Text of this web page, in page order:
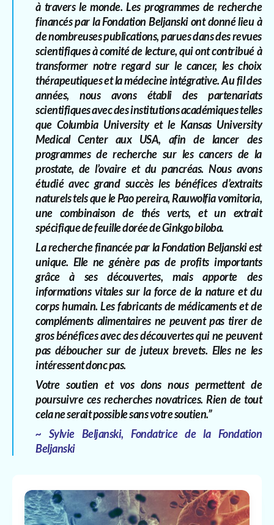
à travers le monde. Les programmes de recherche
financés par la Fondation Beljanski ont donné lieu à
de nombreuses publications, parues dans des revues
scientifiques à comité de lecture, qui ont contribué à
transformer notre regard sur le cancer, les choix
thérapeutiques et la médecine intégrative. Au fil des
années, nous avons établi des partenariats
scientifiques avec des institutions académiques telles
que Columbia University et le Kansas University
Medical Center aux USA, afin de lancer des
programmes de recherche sur les cancers de la
prostate, de l’ovaire et du pancréas. Nous avons
étudié avec grand succès les bénéfices d’extraits
naturels tels que le Pao pereira, Rauwolfia vomitoria,
une combinaison de thés verts, et un extrait
spécifique de feuille dorée de Ginkgo biloba.
La recherche financée par la Fondation Beljanski est
unique. Elle ne génère pas de profits importants
grâce à ses découvertes, mais apporte des
informations vitales sur la force de la nature et du
corps humain. Les fabricants de médicaments et de
compléments alimentaires ne peuvent pas tirer de
gros bénéfices avec des découvertes qui ne peuvent
pas déboucher sur de juteux brevets. Elles ne les
intéressent donc pas.
Votre soutien et vos dons nous permettent de
poursuivre ces recherches novatrices. Rien de tout
cela ne serait possible sans votre soutien.”
~ Sylvie Beljanski, Fondatrice de la Fondation
Beljanski